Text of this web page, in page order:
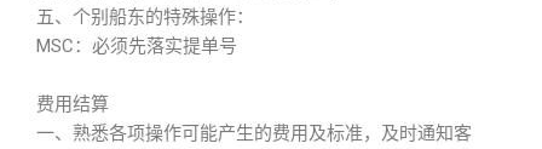
五、个别船东的特殊操作：
MSC：必须先落实提单号
费用结算
一、熟悉各项操作可能产生的费用及标准，及时通知客